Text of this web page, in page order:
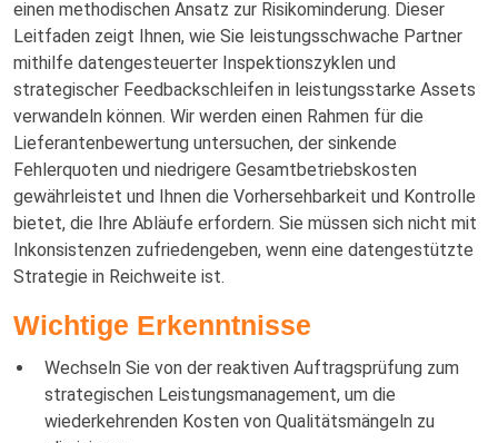
einen methodischen Ansatz zur Risikominderung. Dieser
Leitfaden zeigt Ihnen, wie Sie leistungsschwache Partner
mithilfe datengesteuerter Inspektionszyklen und
strategischer Feedbackschleifen in leistungsstarke Assets
verwandeln können. Wir werden einen Rahmen für die
Lieferantenbewertung untersuchen, der sinkende
Fehlerquoten und niedrigere Gesamtbetriebskosten
gewährleistet und Ihnen die Vorhersehbarkeit und Kontrolle
bietet, die Ihre Abläufe erfordern. Sie müssen sich nicht mit
Inkonsistenzen zufriedengeben, wenn eine datengestützte
Strategie in Reichweite ist.
Wichtige Erkenntnisse
Wechseln Sie von der reaktiven Auftragsprüfung zum
strategischen Leistungsmanagement, um die
wiederkehrenden Kosten von Qualitätsmängeln zu